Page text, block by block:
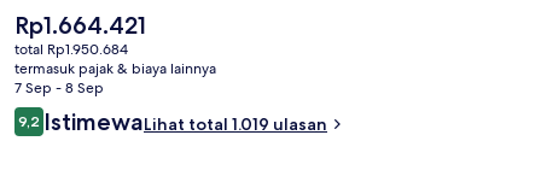
kebugaran, dan hot tub relaksasi adalah keunggulan lainnya.Para
traveler menyukai staf.
Harga
saat
ini
Rp1.664.421
Rp1.664.421
total Rp1.950.684
termasuk pajak & biaya lainnya
7 Sep - 8 Sep
Ulasan
9,29,2 dari 10
IstimewaLihat total 1.019 ulasan